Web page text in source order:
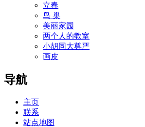
立春
鸟 巢
美丽家园
两个人的教室
小胡同大尊严
画皮
导航
主页
联系
站点地图